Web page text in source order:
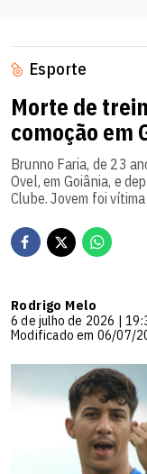
Esporte
Morte de
comoção em
Brunno Faria, de 23
Ovel, em Goiânia, e
Clube. Jovem foi
Rodrigo Melo
6 de julho de 2026 |
Modificado em 06/07/